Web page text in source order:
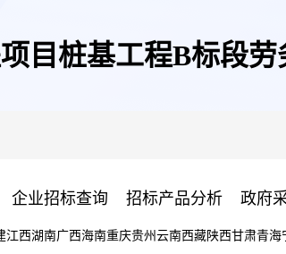
目桩基工程B标段劳
企业招标查询 招标产品分析 政府
江西湖南广西海南重庆贵州 云南西藏陕西甘肃青海